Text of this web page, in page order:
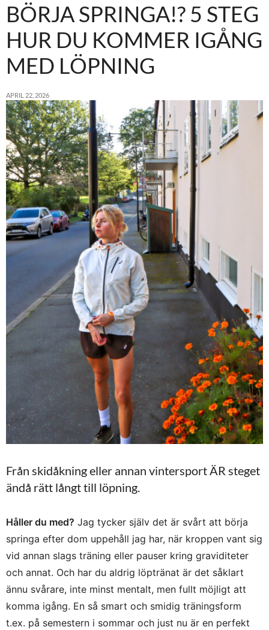
BÖRJA SPRINGA!? 5 STEG
HUR DU KOMMER IGÅNG
MED LÖPNING
APRIL 22, 2026
Från skidåkning eller annan vintersport ÄR steget
ändå rätt långt till löpning.
Håller du med? Jag tycker själv det är svårt att börja
springa efter dom uppehåll jag har, när kroppen vant sig
vid annan slags träning eller pauser kring graviditeter
och annat. Och har du aldrig löptränat är det såklart
ännu svårare, inte minst mentalt, men fullt möjligt att
komma igång. En så smart och smidig träningsform
t.ex. på semestern i sommar och just nu är en perfekt